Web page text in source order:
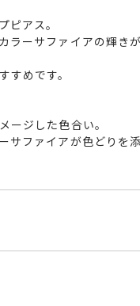
ピアス。
ーサファイアの輝き
すめです。
ージした色合い。
ファイアが色どりを